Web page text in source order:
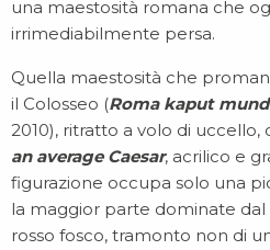
una maestosità romana che
irrimediabilmente persa.
Quella maestosità che
il Colosseo (Roma kaput
2010), ritratto a volo di uccello,
an average Caesar, acrilico e
figurazione occupa solo una
la maggior parte dominate
rosso fosco, tramonto non di